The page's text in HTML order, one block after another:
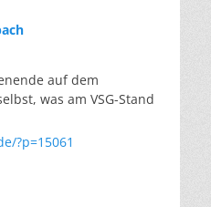
auf dem
was am VSG-Stand
?p=15061